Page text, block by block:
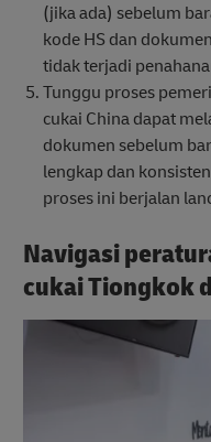
(jika ada) sebelum
kode HS dan
tidak terjadi
Tunggu proses
cukai China dapat
dokumen sebelum
lengkap dan
proses ini berjalan
Navigasi
cukai Tiongkok